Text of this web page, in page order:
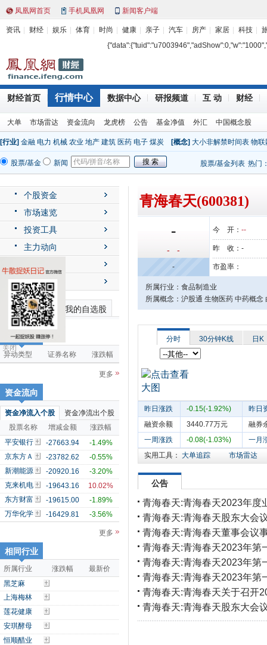
关闭
凤凰网首页 手机凤凰网 新闻客户端
资讯 财经 娱乐 体育 时尚 健康 亲子 汽车 房产 家居 科技
财经首页 行情中心 数据中心 研报频道 互 动 财经
大单 市场雷达 资金流向 龙虎榜 公告 基金净值 外汇 中国概念股
[行业] 金融 电力 机械 农业 地产 建筑 医药 电子 煤炭 [概念] 大小非解禁时间表 物联
股票/基金 新闻 股票/基金列表 热门
个股资金
市场速览
投资工具
主力动向
送配解禁
最近浏览个股 我的自选股
市场雷达
异动类型 证券名称 涨跌幅
更多
资金流向
资金净流入个股
资金净流出个股
股票名称
增减金额
涨跌幅
平安银行
-27663.94
-1.49%
京东方Ａ
-23782.62
-0.55%
新潮能源
-20920.16
-3.20%
克来机电
-19643.16
10.02%
东方财富
-19615.00
-1.89%
万华化学
-16429.81 -3.56%
更多
相同行业
所属行业 涨跌幅
最新价
黑芝麻
上海梅林
莲花健康
安琪酵母
恒顺醋业
青海春天(600381)
-
- -
-
今 开： --
昨 收： -
市盈率：
所属行业：食品制造业
所属概念：沪股通 生物医药 中药概
分时 30分钟K线 日K
昨日涨跌 -0.15(-1.92%)
昨日
融资余额
3440.77万元
融券
一周涨跌
-0.08(-1.03%)
一月
实用工具： 大单追踪 市场雷达
公告
青海春天:青海春天2023年度
青海春天:青海春天股东大会
青海春天:青海春天董事会议
青海春天:青海春天2023年第
青海春天:青海春天2023年第
青海春天:青海春天2023年第
青海春天:青海春天关于召开
青海春天:青海春天股东大会